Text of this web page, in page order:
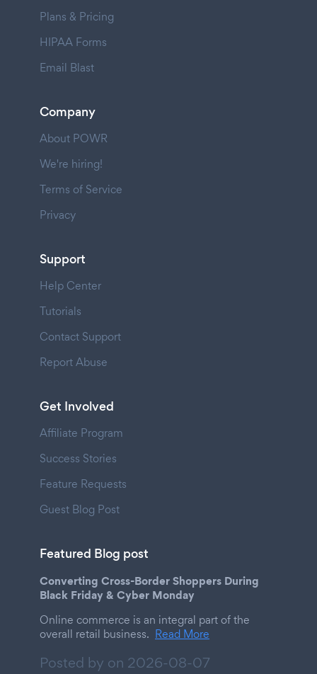
Plans & Pricing
HIPAA Forms
Email Blast
Company
About POWR
We're hiring!
Terms of Service
Privacy
Support
Help Center
Tutorials
Contact Support
Report Abuse
Get Involved
Affiliate Program
Success Stories
Feature Requests
Guest Blog Post
Featured Blog post
Converting Cross-Border Shoppers During
Black Friday & Cyber Monday
Online commerce is an integral part of the
overall retail business. Read More
Posted by on 2026-08-07